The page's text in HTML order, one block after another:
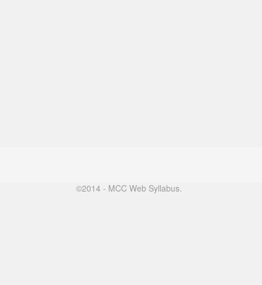
©2014 - MCC Web Syllabus.